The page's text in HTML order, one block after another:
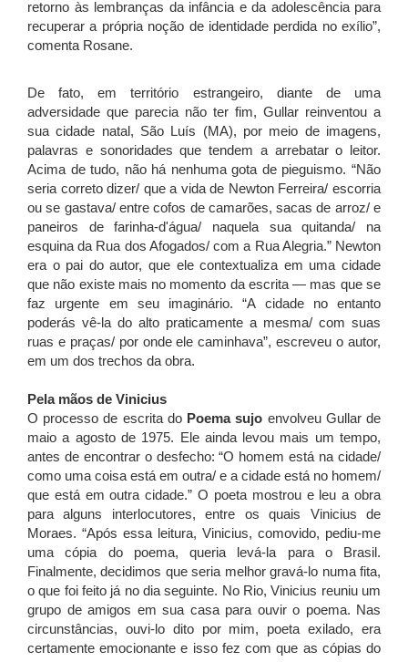
retorno às lembranças da infância e da adolescência para
recuperar a própria noção de identidade perdida no exílio”,
comenta Rosane.
De fato, em território estrangeiro, diante de uma
adversidade que parecia não ter fim, Gullar reinventou a
sua cidade natal, São Luís (MA), por meio de imagens,
palavras e sonoridades que tendem a arrebatar o leitor.
Acima de tudo, não há nenhuma gota de pieguismo. “Não
seria correto dizer/ que a vida de Newton Ferreira/ escorria
ou se gastava/ entre cofos de camarões, sacas de arroz/ e
paneiros de farinha-d'água/ naquela sua quitanda/ na
esquina da Rua dos Afogados/ com a Rua Alegria.” Newton
era o pai do autor, que ele contextualiza em uma cidade
que não existe mais no momento da escrita — mas que se
faz urgente em seu imaginário. “A cidade no entanto
poderás vê-la do alto praticamente a mesma/ com suas
ruas e praças/ por onde ele caminhava”, escreveu o autor,
em um dos trechos da obra.
Pela mãos de Vinicius
O processo de escrita do Poema sujo envolveu Gullar de
maio a agosto de 1975. Ele ainda levou mais um tempo,
antes de encontrar o desfecho: “O homem está na cidade/
como uma coisa está em outra/ e a cidade está no homem/
que está em outra cidade.” O poeta mostrou e leu a obra
para alguns interlocutores, entre os quais Vinicius de
Moraes. “Após essa leitura, Vinicius, comovido, pediu-me
uma cópia do poema, queria levá-la para o Brasil.
Finalmente, decidimos que seria melhor gravá-lo numa fita,
o que foi feito já no dia seguinte. No Rio, Vinicius reuniu um
grupo de amigos em sua casa para ouvir o poema. Nas
circunstâncias, ouvi-lo dito por mim, poeta exilado, era
certamente emocionante e isso fez com que as cópias do